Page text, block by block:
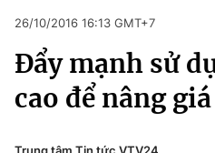
Chuyên mục
Chính trị
Pháp luật
Kinh tế
Thể thao
Truyền hình
Y tế
26/10/2016 16:13 GMT+7
Đẩy mạnh sử
cao để nâng